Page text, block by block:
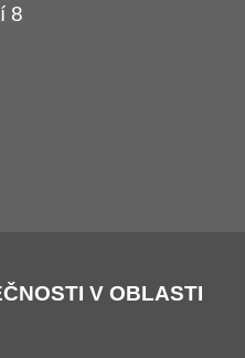
8
V OBLASTI